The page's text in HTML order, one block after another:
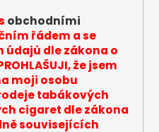
obchodními
řádem a se
dle zákona o
že jsem
moji osobu
tabákových
cigaret dle zákona
souvisejících